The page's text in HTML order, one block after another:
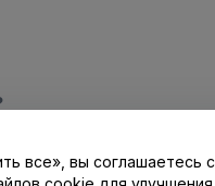
/ Свяжитесь с нами
все», вы соглашаетесь с